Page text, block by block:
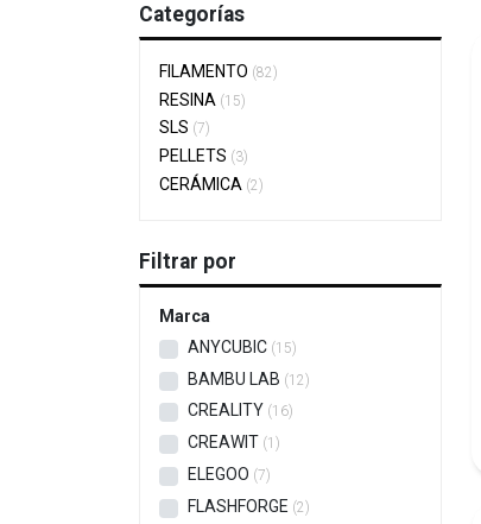
Categorías
FILAMENTO 82
RESINA 15
SLS 7
PELLETS 3
CERÁMICA 2
Filtrar por
Marca
ANYCUBIC 15
BAMBU LAB 12
CREALITY 16
CREAWIT 1
ELEGOO 7
FLASHFORGE 2